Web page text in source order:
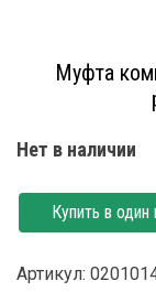
Муфта
Нет в наличии
Купить в один
Артикул: